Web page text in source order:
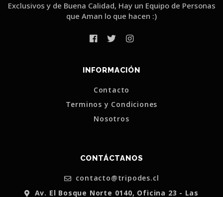
Exclusivos y de Buena Calidad, Hay un Equipo de Personas
que Aman lo que hacen :)
INFORMACIÓN
Contacto
Terminos y Condiciones
Nosotros
CONTÁCTANOS
contacto@tripodes.cl
Av. El Bosque Norte 0140, Oficina 23 - Las